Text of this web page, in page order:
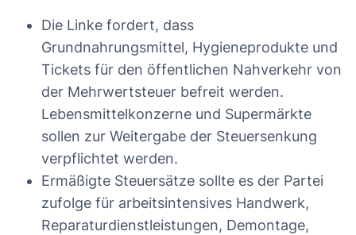
Die Linke fordert, dass
Grundnahrungsmittel, Hygieneprodukte und
Tickets für den öffentlichen Nahverkehr von
der Mehrwertsteuer befreit werden.
Lebensmittelkonzerne und Supermärkte
sollen zur Weitergabe der Steuersenkung
verpflichtet werden.
Ermäßigte Steuersätze sollte es der Partei
zufolge für arbeitsintensives Handwerk,
Reparaturdienstleistungen, Demontage,